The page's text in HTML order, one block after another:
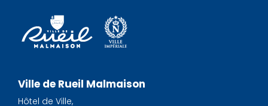
Ville de Rueil Malmaison
Hôtel de Ville,